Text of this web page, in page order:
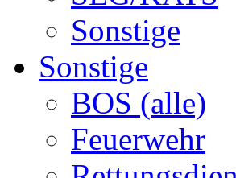
Sonstige
Sonstige
BOS (alle)
Feuerwehr